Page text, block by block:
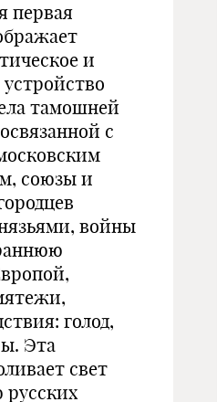
первая
и
тамошней
с
союзы и
войны
голод,
Эта
свет